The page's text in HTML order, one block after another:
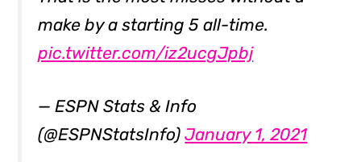
make by a starting 5 all-time.
pic.twitter.com/iz2ucgJpbj
— ESPN Stats & Info
(@ESPNStatsInfo)January 1, 2021